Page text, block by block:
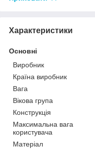
Характеристики
Основні
Виробник
Країна виробник
Вага
Вікова група
Конструкція
Максимальна вага
користувача
Матеріал